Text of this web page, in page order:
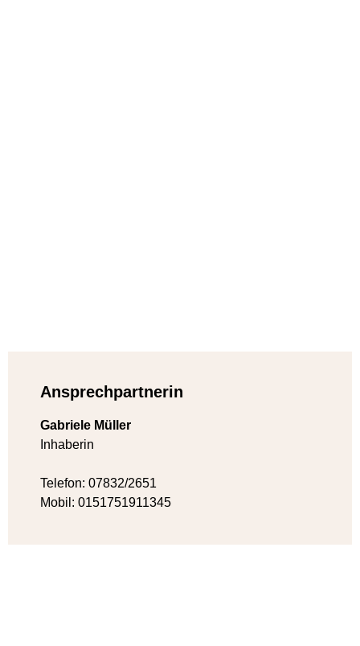
Ansprechpartnerin
Gabriele Müller
Inhaberin
Telefon: 07832/2651
Mobil: 0151751911345